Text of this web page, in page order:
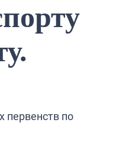
первенств по